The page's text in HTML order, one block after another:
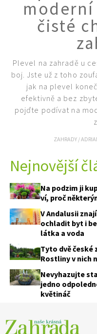
čisté
Plevel na zahradě u
boj. Jste už z toho
jak na plevel
efektivně a bez
pojďte podívat na
ZAHRADY /
Nejnovější
Na podzim ji
ví, proč
V Andalusii
ochladit byt i
látka a voda
Tyto dvě
Rostliny v nich
Nevyhazujte
jedno
květináč